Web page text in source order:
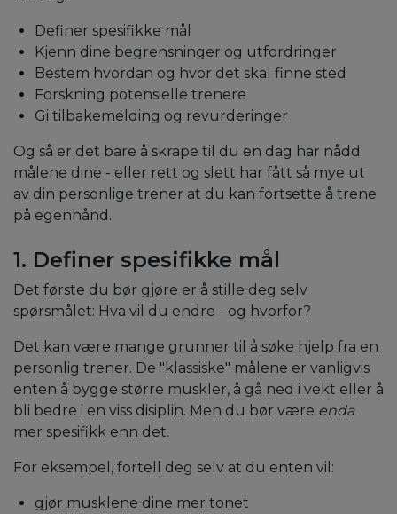
Definer spesifikke mål
Kjenn dine begrensninger og utfordringer
Bestem hvordan og hvor det skal finne sted
Forskning potensielle trenere
Gi tilbakemelding og revurderinger
Og så er det bare å skrape til du en dag har nådd
målene dine - eller rett og slett har fått så mye ut
av din personlige trener at du kan fortsette å trene
på egenhånd.
1. Definer spesifikke mål
Det første du bør gjøre er å stille deg selv
spørsmålet: Hva vil du endre - og hvorfor?
Det kan være mange grunner til å søke hjelp fra en
personlig trener. De "klassiske" målene er vanligvis
enten å bygge større muskler, å gå ned i vekt eller å
bli bedre i en viss disiplin. Men du bør være enda
mer spesifikk enn det.
For eksempel, fortell deg selv at du enten vil:
gjør musklene dine mer tonet